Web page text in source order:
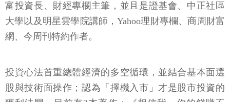
富投資長、財經專欄主筆，並且是證基會、中正社區
大學以及明星雲學院講師，Yahoo理財專欄、商周財富
網、今周刊特約作者。
投資心法首重總體經濟的多空循環，並結合基本面選
股與技術面操作；認為「擇機入市」才是股市投資的